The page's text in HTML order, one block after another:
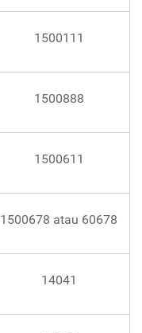
1500111
1500888
1500611
1500678 atau 60678
14041